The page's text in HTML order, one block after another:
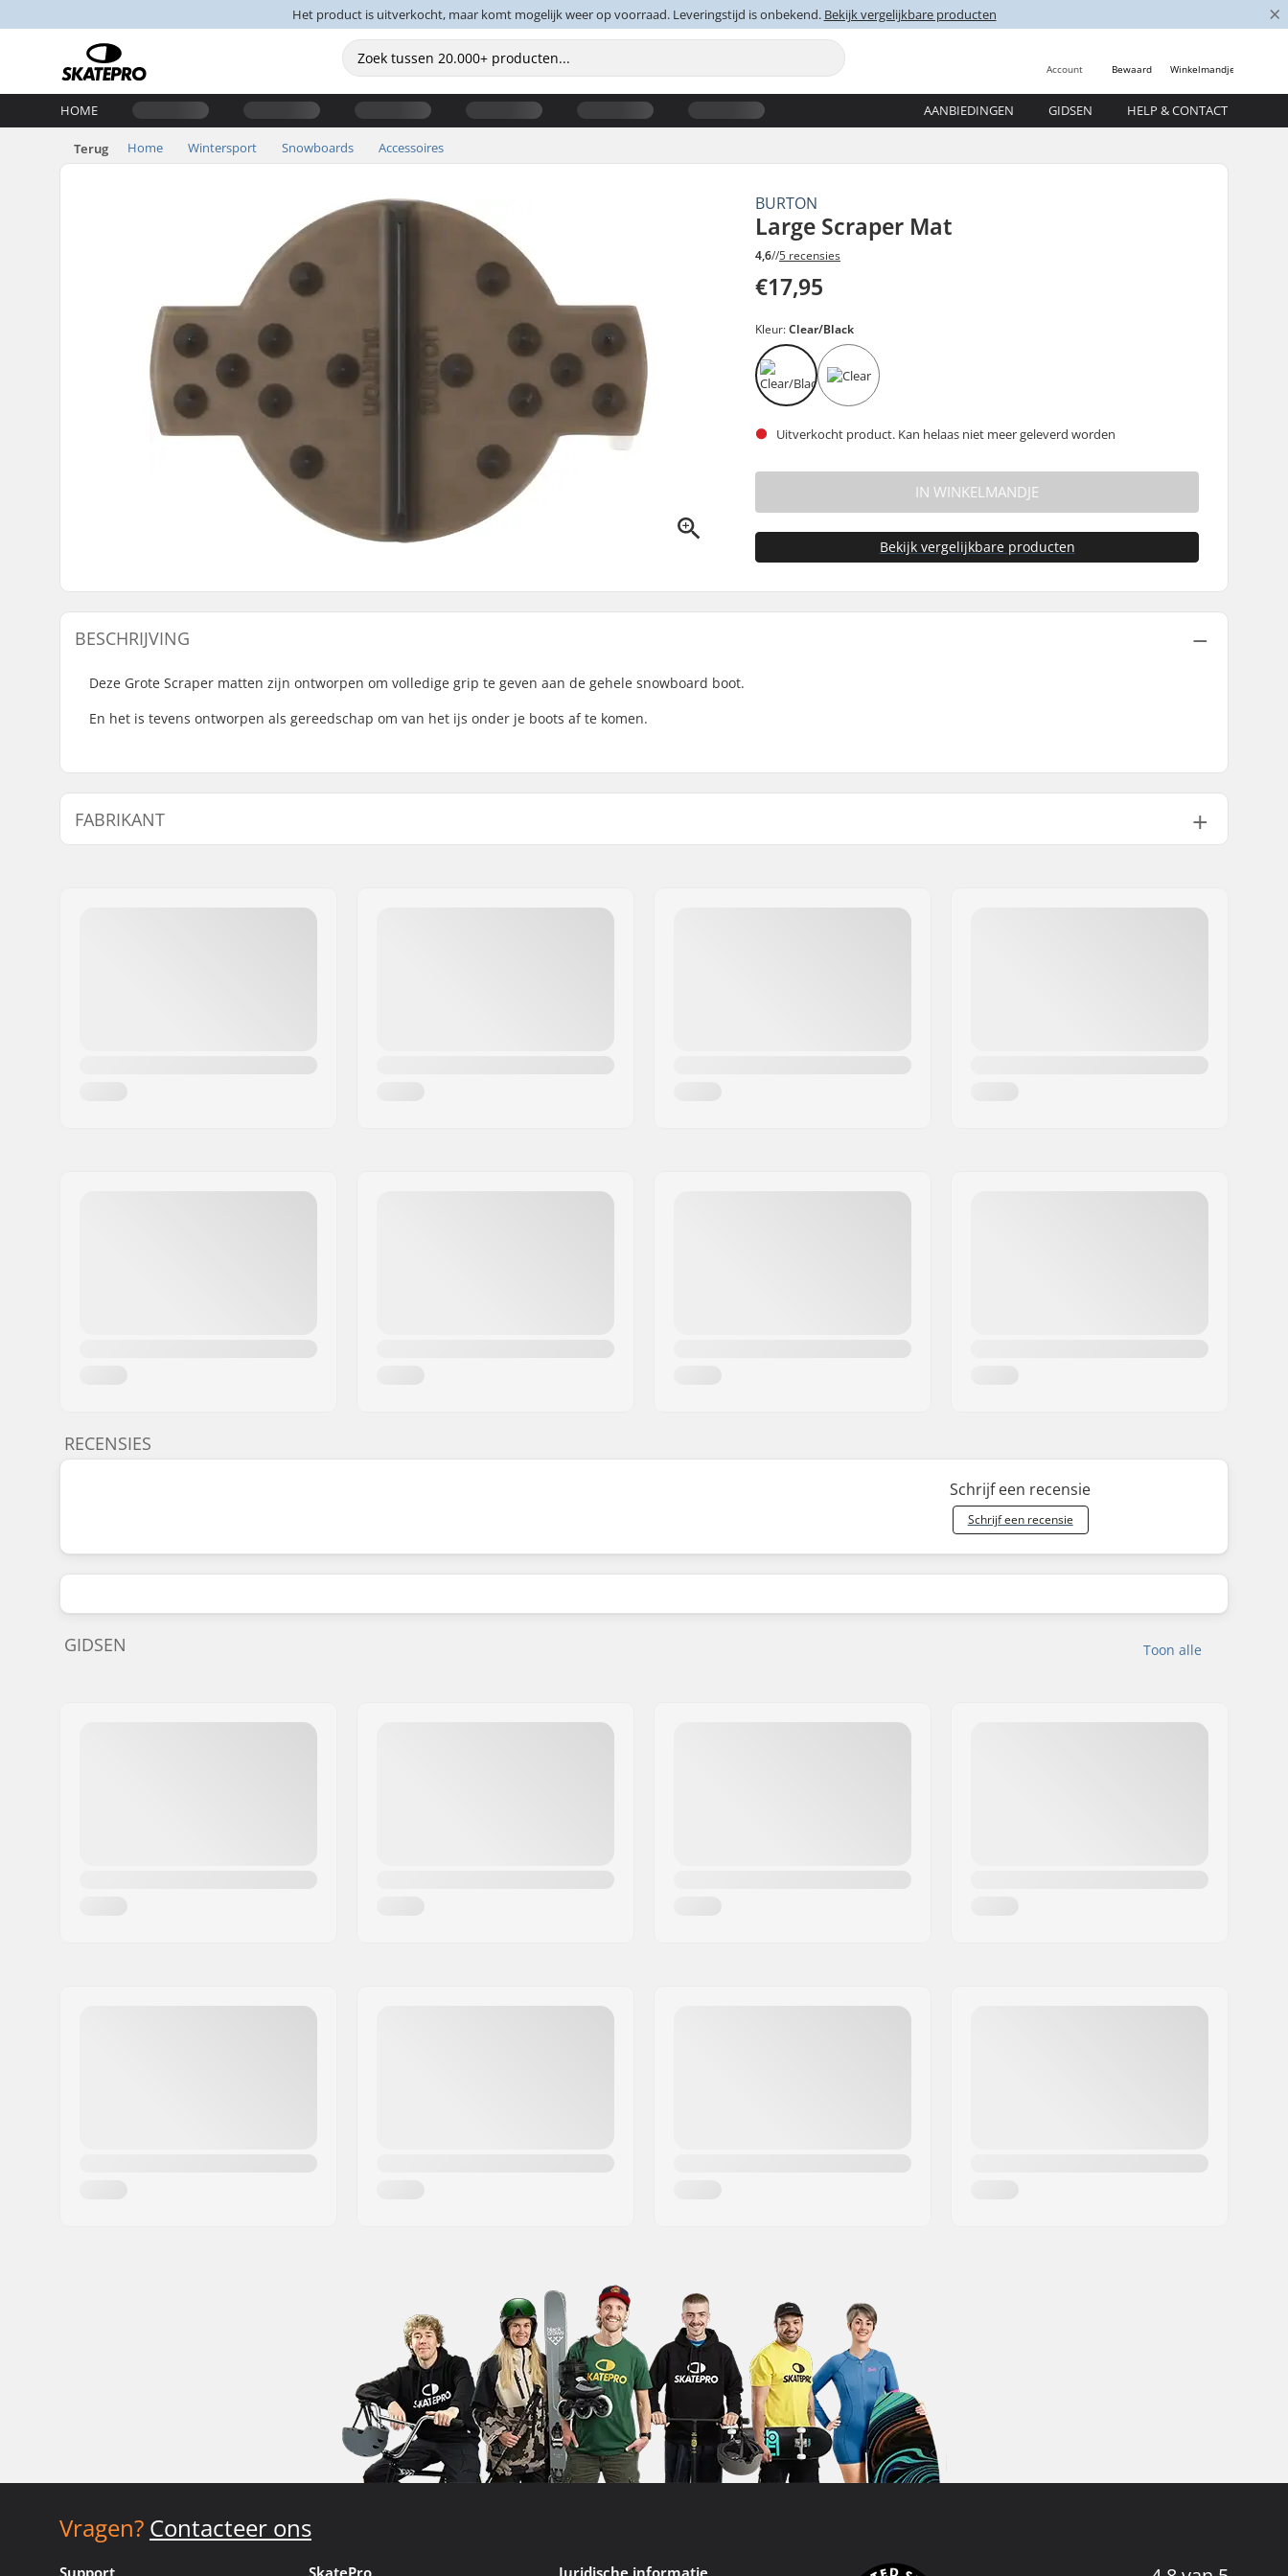
Het product is uitverkocht, maar komt mogelijk weer op voorraad. Leveringstijd is onbekend. Bekijk vergelijkbare producten ×
Winkelmandje
Bewaard
Account
HOME AANBIEDINGEN GIDSEN HELP & CONTACT
Terug Home Wintersport Snowboards Accessoires
BURTON
Large Scraper Mat
4,6//5 recensies
€17,95
Kleur:Clear/Black
Uitverkocht product. Kan helaas niet meer geleverd worden
IN WINKELMANDJE
Bekijk vergelijkbare producten
BESCHRIJVING
Deze Grote Scraper matten zijn ontworpen om volledige grip te geven aan de gehele snowboard boot.
En het is tevens ontworpen als gereedschap om van het ijs onder je boots af te komen.
FABRIKANT
RECENSIES
Schrijf een recensie
Schrijf een recensie
Toon alle
GIDSEN
Vragen? Contacteer ons
Support SkatePro Juridische informatie